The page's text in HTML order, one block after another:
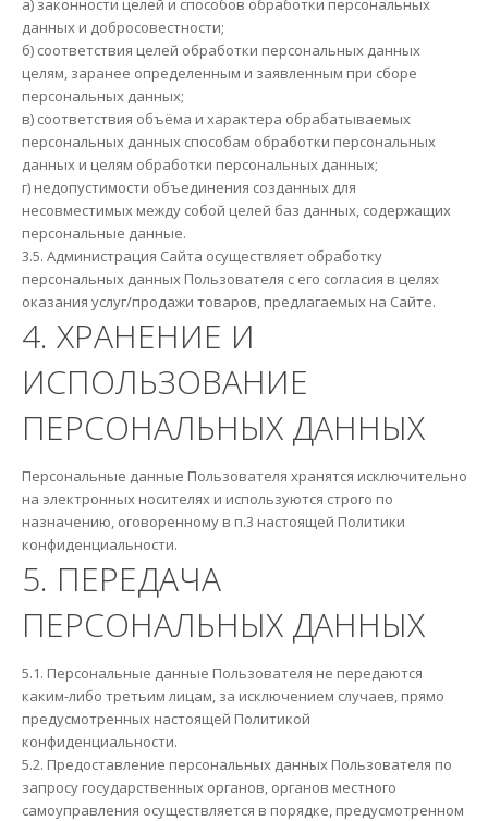
данных и добросовестности;
б) соответствия целей обработки персональных данных
целям, заранее определенным и заявленным при сборе
персональных данных;
в) соответствия объёма и характера обрабатываемых
персональных данных способам обработки персональных
данных и целям обработки персональных данных;
г) недопустимости объединения созданных для
несовместимых между собой целей баз данных, содержащих
персональные данные.
3.5. Администрация Сайта осуществляет обработку
персональных данных Пользователя с его согласия в целях
оказания услуг/продажи товаров, предлагаемых на Сайте.
4. ХРАНЕНИЕ И
ИСПОЛЬЗОВАНИЕ
ПЕРСОНАЛЬНЫХ ДАННЫХ
Персональные данные Пользователя хранятся исключительно
на электронных носителях и используются строго по
назначению, оговоренному в п.3 настоящей Политики
конфиденциальности.
5. ПЕРЕДАЧА
ПЕРСОНАЛЬНЫХ ДАННЫХ
5.1. Персональные данные Пользователя не передаются
каким-либо третьим лицам, за исключением случаев, прямо
предусмотренных настоящей Политикой
конфиденциальности.
5.2. Предоставление персональных данных Пользователя по
запросу государственных органов, органов местного
самоуправления осуществляется в порядке, предусмотренном